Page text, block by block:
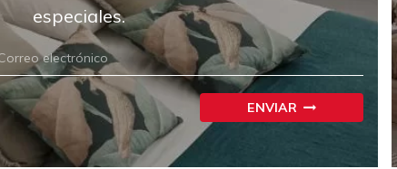
especiales.
ENVIAR